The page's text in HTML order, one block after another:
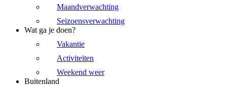
Maandverwachting
Seizoensverwachting
Wat ga je doen?
Vakantie
Activiteiten
Weekend weer
Buitenland